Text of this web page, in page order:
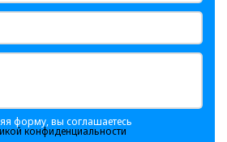
форму, вы соглашаетесь
конфиденциальности